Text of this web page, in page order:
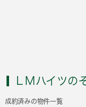
ＬＭハイツの
成約済みの物件一覧